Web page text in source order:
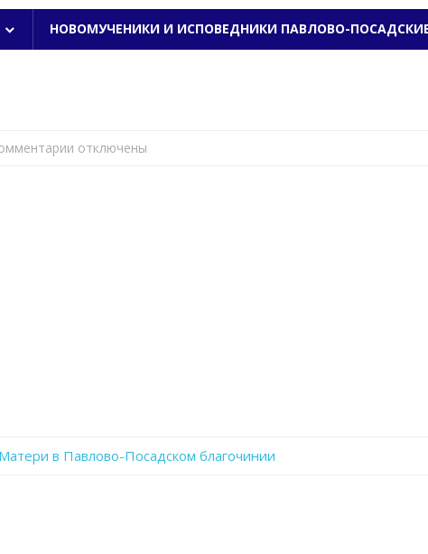
НОВОМУЧЕНИКИ И ИСПОВЕДНИКИ ПАВЛОВО-
котключены
в Павлово-Посадском благочинии